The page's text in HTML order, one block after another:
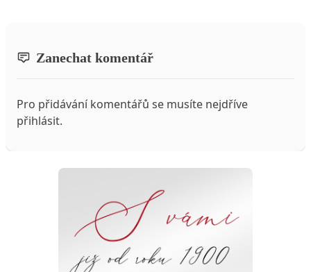
Zanechat komentář
Pro přidávání komentářů se musíte nejdříve
přihlásit.